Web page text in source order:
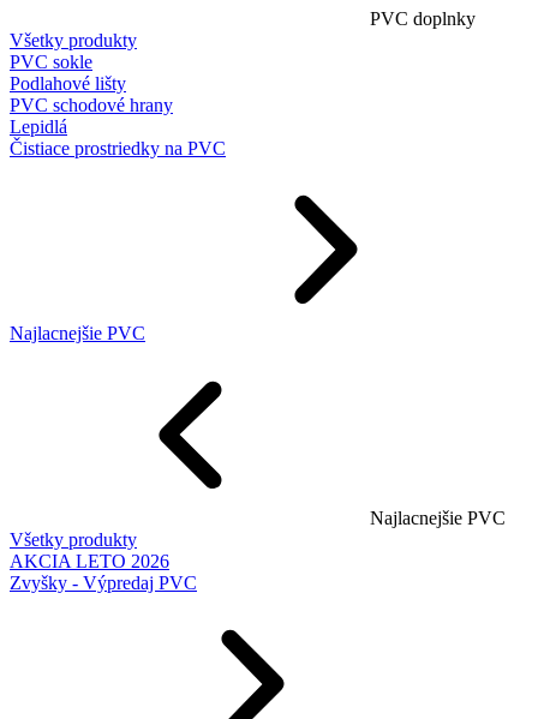
PVC doplnky
Všetky produkty
PVC sokle
Podlahové lišty
PVC schodové hrany
Lepidlá
Čistiace prostriedky na PVC
Najlacnejšie PVC
Najlacnejšie PVC
Všetky produkty
AKCIA LETO 2026
Zvyšky - Výpredaj PVC